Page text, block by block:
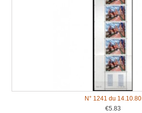
N° 1241 du 14.10.80
€5.83